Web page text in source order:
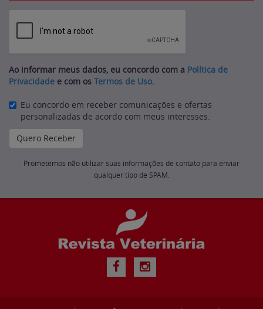
Ao informar meus dados, eu concordo com a Política de
Privacidade e com os Termos de Uso.
Eu concordo em receber comunicações e ofertas
personalizadas de acordo com meus interesses.
Prometemos não utilizar suas informações de contato para enviar
qualquer tipo de SPAM.